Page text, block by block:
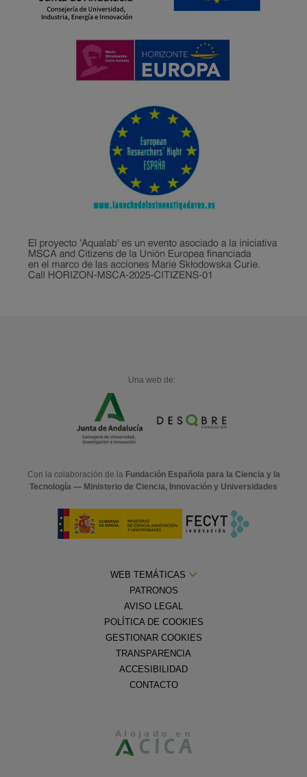
Una web de:
Con la colaboración de la Fundación Española para la Ciencia y la
Tecnología — Ministerio de Ciencia, Innovación y Universidades
WEB TEMÁTICAS
PATRONOS
AVISO LEGAL
POLÍTICA DE COOKIES
GESTIONAR COOKIES
TRANSPARENCIA
ACCESIBILIDAD
CONTACTO